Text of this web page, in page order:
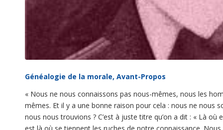
Généalogie de la morale, Avant-Propos
« Nous ne nous connaissons pas nous-mêmes, nous les
mêmes. Et il y a une bonne raison pour cela : nous ne
nous nous trouvions ? C’est à juste titre qu’on a dit : « Là